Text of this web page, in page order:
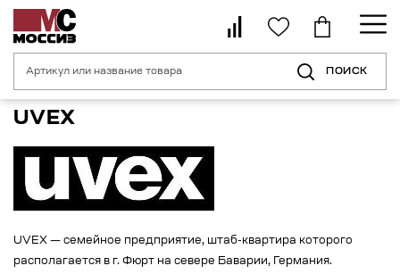
ПОИСК
Главная страница
UVEX
UVEX — семейное предприятие, штаб-квартира которого
располагается в г. Фюрт на севере Баварии, Германия.